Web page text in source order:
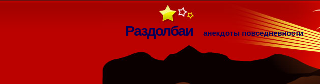
Раздолбаи анекдоты повседневности